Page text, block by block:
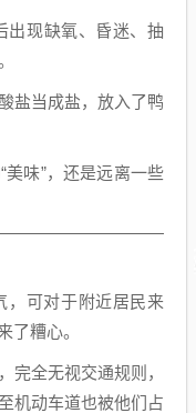
出现缺氧、昏迷、抽
盐当成盐，放入了鸭
味”，还是远离一些
，可对于附近居民来
了糟心。
完全无视交通规则，
机动车道也被他们占